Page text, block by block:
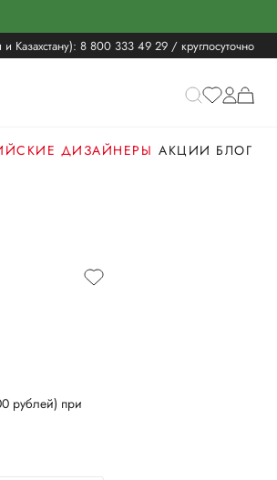
Казахстану): 8 800 333 49 29 / круглосуточно
ДИЗАЙНЕРЫ АКЦИИ БЛОГ
рублей) при